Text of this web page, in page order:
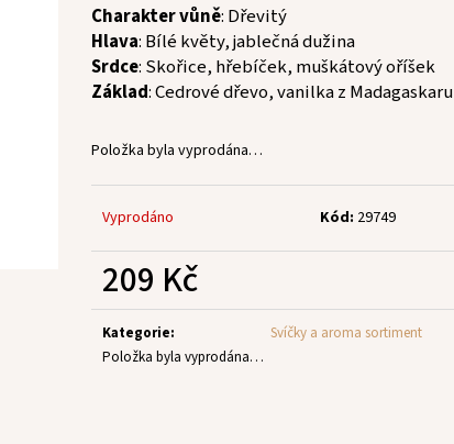
Charakter vůně: Dřevitý
Hlava: Bílé květy, jablečná dužina
Srdce: Skořice, hřebíček, muškátový oříšek
Základ: Cedrové dřevo, vanilka z Madagaskaru
Položka byla vyprodána…
Vyprodáno Kód: 29749
209 Kč
Měrná
cena:
Kategorie:
Svíčky a aroma sortiment
Položka byla vyprodána…